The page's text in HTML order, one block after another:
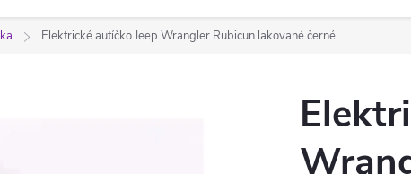
Elektrické autíčko Jeep Wrangler Rubicun lakované černé